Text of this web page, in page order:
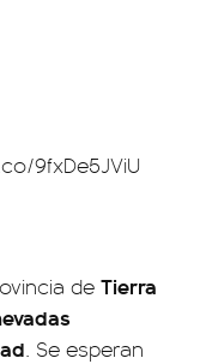
9fxDe5JViU
de Tierra
. Se esperan